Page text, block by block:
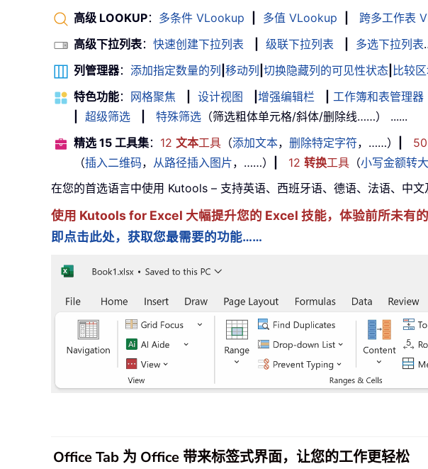
高级 LOOKUP： 多条件 VLookup 多值 VLookup 跨多工作表
高级下拉列表： 快速创建下拉列表 级联下拉列表 多选下拉列表
列管理器： 添加指定数量的列 移动列 切换隐藏列的可见性状态 比较
特色功能： 网格聚焦 设计视图 增强编辑栏 工作簿和表管理器
超级筛选 特殊筛选 （筛选粗体单元格/斜体/删除线……） ......
精选 15 工具集： 12 文本工具 （添加文本， 删除特定字符，……）
（插入二维码， 从路径插入图片，……） 12 转换工具 （小写金额转
在您的首选语言中使用 Kutools – 支持英语、西班牙语、德语、法语、中文
使用 Kutools for Excel 大幅提升您的 Excel 技能，体验前所未有的
即点击此处，获取您最需要的功能……
Office Tab 为 Office 带来标签式界面，让您的工作更轻松